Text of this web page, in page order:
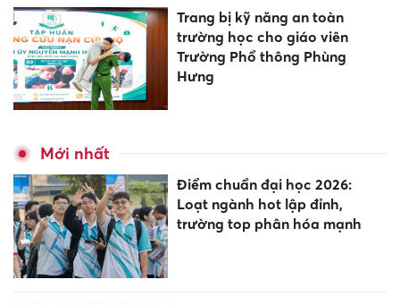
Trang bị kỹ năng an toàn
trường học cho giáo viên
Trường Phổ thông Phùng
Hưng
Mới nhất
Điểm chuẩn đại học 2026:
Loạt ngành hot lập đỉnh,
trường top phân hóa mạnh